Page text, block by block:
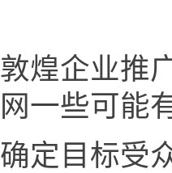
敦煌企业推
网一些可能
确定目标受